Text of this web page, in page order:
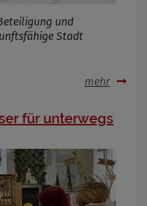
und
Stadt
mehr
für unterwegs